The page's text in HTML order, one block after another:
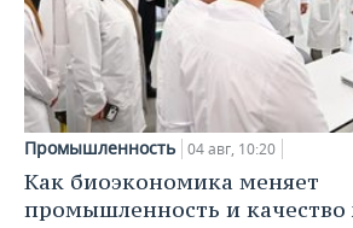
Промышленность 04 авг, 10:20
Как биоэкономика меняет
промышленность и